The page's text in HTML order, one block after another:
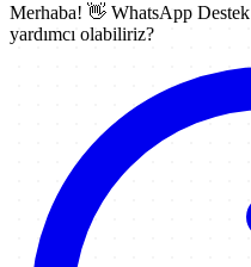
Merhaba! 👋 WhatsApp Destek
yardımcı olabiliriz?